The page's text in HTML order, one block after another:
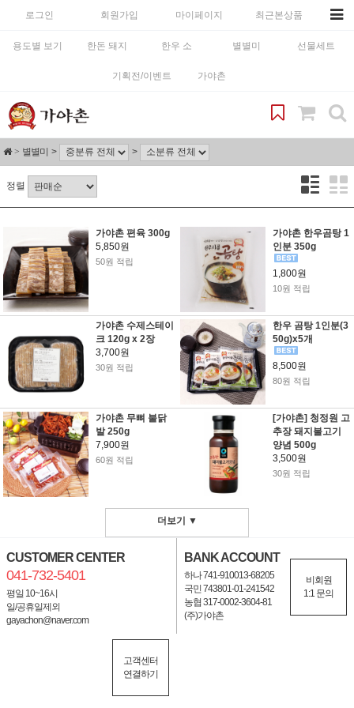
로그인 회원가입 마이페이지 최근본상품
용도별 보기 한돈 돼지 한우 소 별별미 선물세트
기획전/이벤트 가야촌
별별미
정렬
가야촌 편육 300g
5,850원
50원 적립
가야촌 한우곰탕 1
인분 350g
1,800원
10원 적립
가야촌 수제스테이
크 120g x 2장
3,700원
30원 적립
한우 곰탕 1인분(3
50g)x5개
8,500원
80원 적립
가야촌 무뼈 불닭
발 250g
7,900원
60원 적립
[가야촌] 청정원 고
추장 돼지불고기
양념 500g
3,500원
30원 적립
더보기 ▼
CUSTOMER CENTER
041-732-5401
평일 10~16시
일/공휴일제외
gayachon@naver.com
고객센터
연결하기
BANK ACCOUNT
하나 741-910013-68205
국민 743801-01-241542
농협 317-0002-3604-81
(주)가야촌
비회원
1:1 문의